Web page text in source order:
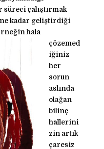
süreci çalıştırmak
kadar geliştirdiği
hala
çözemed
iğiniz
her
sorun
aslında
olağan
bilinç
hallerini
zin artık
çaresiz